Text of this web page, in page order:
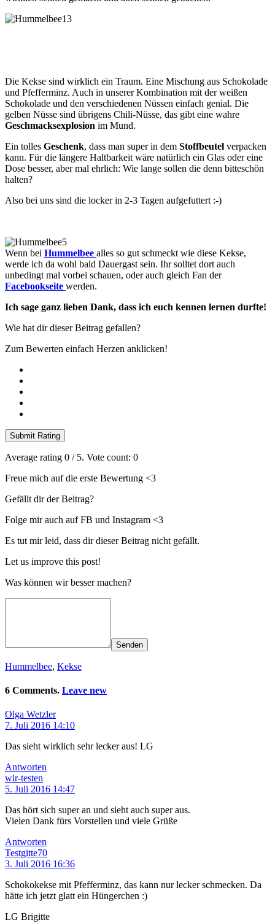
Die Kekse sind wirklich ein Traum. Eine Mischung aus Schokolade
und Pfefferminz. Auch in unserer Kombination mit der weißen
Schokolade und den verschiedenen Nüssen einfach genial. Die
gelben Nüsse sind übrigens Chili-Nüsse, das gibt eine wahre
Geschmacksexplosion im Mund.
Ein tolles Geschenk, dass man super in dem Stoffbeutel verpacken
kann. Für die längere Haltbarkeit wäre natürlich ein Glas oder eine
Dose besser, aber mal ehrlich: Wie lange sollen die denn bitteschön
halten?
Also bei uns sind die locker in 2-3 Tagen aufgefuttert :-)
Wenn bei Hummelbee alles so gut schmeckt wie diese Kekse,
werde ich da wohl bald Dauergast sein. Ihr solltet dort auch
unbedingt mal vorbei schauen, oder auch gleich Fan der
Facebookseite werden.
Ich sage ganz lieben Dank, dass ich euch kennen lernen durfte!
Wie hat dir dieser Beitrag gefallen?
Zum Bewerten einfach Herzen anklicken!
Submit Rating
Average rating 0 / 5. Vote count: 0
Freue mich auf die erste Bewertung <3
Gefällt dir der Beitrag?
Folge mir auch auf FB und Instagram <3
Es tut mir leid, dass dir dieser Beitrag nicht gefällt.
Let us improve this post!
Was können wir besser machen?
Senden
Hummelbee, Kekse
6 Comments. Leave new
Olga Wetzler
7. Juli 2016 14:10
Das sieht wirklich sehr lecker aus! LG
Antworten
wir-testen
5. Juli 2016 14:47
Das hört sich super an und sieht auch super aus.
Vielen Dank fürs Vorstellen und viele Grüße
Antworten
Testgitte70
3. Juli 2016 16:36
Schokokekse mit Pfefferminz, das kann nur lecker schmecken. Da
hätte ich jetzt glatt ein Hüngerchen :)
LG Brigitte